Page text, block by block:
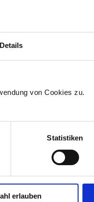
Details
von Cookies zu.
Statistiken
erlauben